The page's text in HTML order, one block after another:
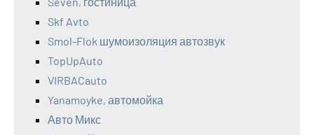
Skf Avto
Smol-Flok шумоизоляция автозвук
TopUpAuto
VIRBACauto
Yanamoyke, автомойка
Авто Микс